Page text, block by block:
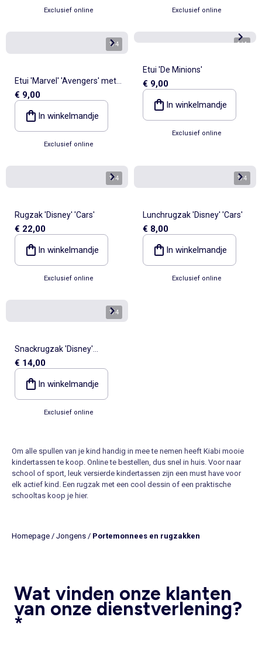
Exclusief online Exclusief online
1/4
Etui 'Marvel' 'Avengers' met
2 vakken
€ 9,00
In winkelmandje
Exclusief online
1/4
Etui 'De Minions'
€ 9,00
In winkelmandje
Exclusief online
1/4
Rugzak 'Disney' 'Cars'
€ 22,00
In winkelmandje
Exclusief online
1/4
Lunchrugzak 'Disney' 'Cars'
€ 8,00
In winkelmandje
Exclusief online
1/4
Snackrugzak 'Disney'
'Mickey'
€ 14,00
In winkelmandje
Exclusief online
Om alle spullen van je kind handig in mee te nemen heeft Kiabi mooie
kindertassen te koop. Online te bestellen, dus snel in huis. Voor naar
school of sport, leuk versierde kindertassen zijn een must have voor
elk actief kind. Een rugzak met een cool dessin of een praktische
schooltas koop je hier.
Homepage / Jongens / Portemonnees en rugzakken
Wat vinden onze klanten
van onze dienstverlening?
*